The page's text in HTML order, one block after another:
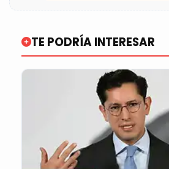
TE PODRÍA INTERESAR